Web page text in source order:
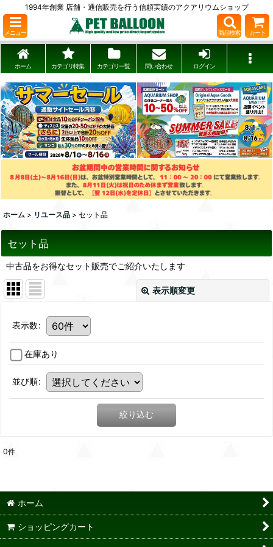
1994年創業 店舗・通信販売を行う信頼実績のアクアリウムショップ
メニュー 商品検索 カート
ホーム カテゴリ特集 カテゴリ一覧 問い合わせ ログイン
ホーム > リユース品 > セット品
セット品
中古品をお得なセット販売でご紹介いたします
表示順変更
表示数:
在庫あり
並び順:
絞り込む
0件
ホーム
ショッピングカート